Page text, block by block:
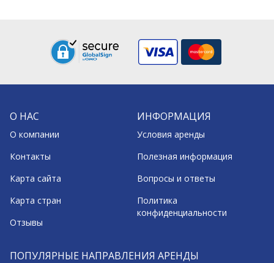
О НАС
О компании
Контакты
Карта сайта
Карта стран
Отзывы
ИНФОРМАЦИЯ
Условия аренды
Полезная информация
Вопросы и ответы
Политика
конфиденциальности
ПОПУЛЯРНЫЕ НАПРАВЛЕНИЯ АРЕНДЫ